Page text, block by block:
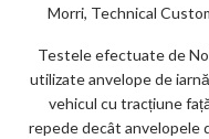
Morri, Technical
Testele efectuate de
utilizate anvelope de
vehicul cu tracțiune
repede decât anvelopele